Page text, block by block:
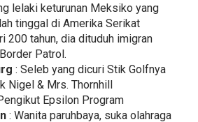
lelaki keturunan Meksiko yang
tinggal di Amerika Serikat
200 tahun, dia dituduh imigran
Patrol.
: Seleb yang dicuri Stik Golfnya
Nigel & Mrs. Thornhill
Epsilon Program
: Wanita paruhbaya, suka olahraga